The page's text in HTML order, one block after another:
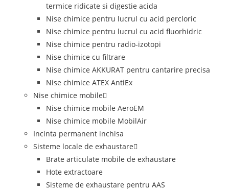
termice ridicate si digestie acida
Nise chimice pentru lucrul cu acid percloric
Nise chimice pentru lucrul cu acid fluorhidric
Nise chimice pentru radio-izotopi
Nise chimice cu filtrare
Nise chimice AKKURAT pentru cantarire precisa
Nise chimice ATEX AntiEx
Nise chimice mobile
Nise chimice mobile AeroEM
Nise chimice mobile MobilAir
Incinta permanent inchisa
Sisteme locale de exhaustare
Brate articulate mobile de exhaustare
Hote extractoare
Sisteme de exhaustare pentru AAS